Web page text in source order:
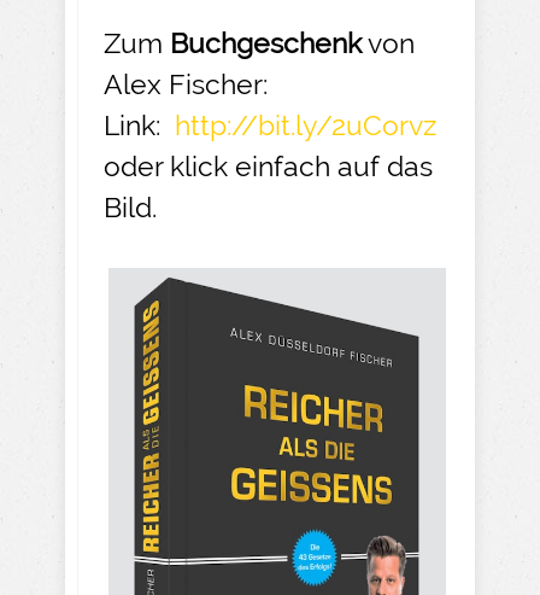
Zum Buchgeschenkvon
Alex Fischer:
Link: http://bit.ly/2uCorvz
oder klick einfach auf das
Bild.